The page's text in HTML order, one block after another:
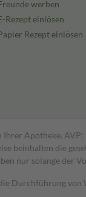
werben
Rezept einlösen
Rezept einlösen
Apotheke.
die
nur solange der
Durchführung